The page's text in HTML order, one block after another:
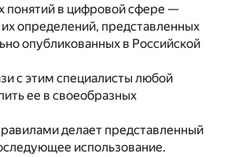
понятий в цифровой сфере —
определений, представленных
опубликованных в Российской
с этим специалисты любой
ее в своеобразных
делает представленный
использование.